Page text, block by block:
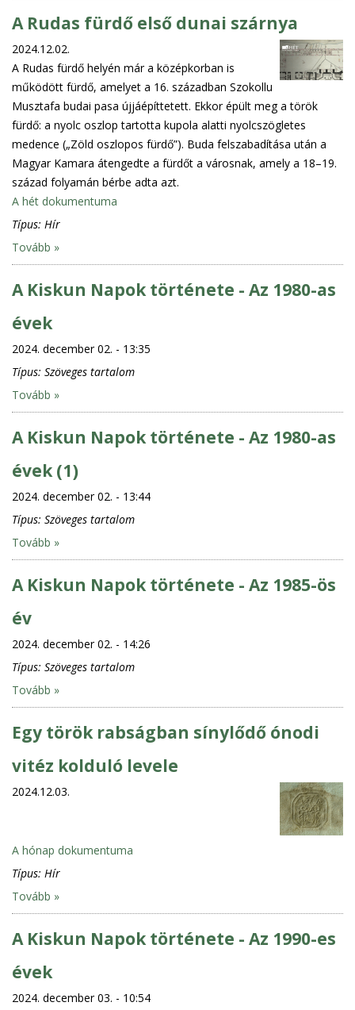
A Rudas fürdő első dunai szárnya
2024.12.02.
A Rudas fürdő helyén már a középkorban is
működött fürdő, amelyet a 16. században Szokollu
Musztafa budai pasa újjáépíttetett. Ekkor épült meg a török
fürdő: a nyolc oszlop tartotta kupola alatti nyolcszögletes
medence („Zöld oszlopos fürdő”). Buda felszabadítása után a
Magyar Kamara átengedte a fürdőt a városnak, amely a 18–19.
század folyamán bérbe adta azt.
A hét dokumentuma
Típus: Hír
Tovább »
A Kiskun Napok története - Az 1980-as
évek
2024. december 02. - 13:35
Típus: Szöveges tartalom
Tovább »
A Kiskun Napok története - Az 1980-as
évek (1)
2024. december 02. - 13:44
Típus: Szöveges tartalom
Tovább »
A Kiskun Napok története - Az 1985-ös
év
2024. december 02. - 14:26
Típus: Szöveges tartalom
Tovább »
Egy török rabságban sínylődő ónodi
vitéz kolduló levele
2024.12.03.
A hónap dokumentuma
Típus: Hír
Tovább »
A Kiskun Napok története - Az 1990-es
évek
2024. december 03. - 10:54